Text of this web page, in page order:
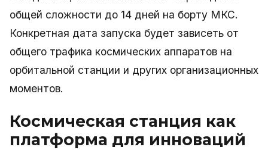
общей сложности до 14 дней на борту МКС.
Конкретная дата запуска будет зависеть от
общего трафика космических аппаратов на
орбитальной станции и других организационных
моментов.
Космическая станция как
платформа для инноваций